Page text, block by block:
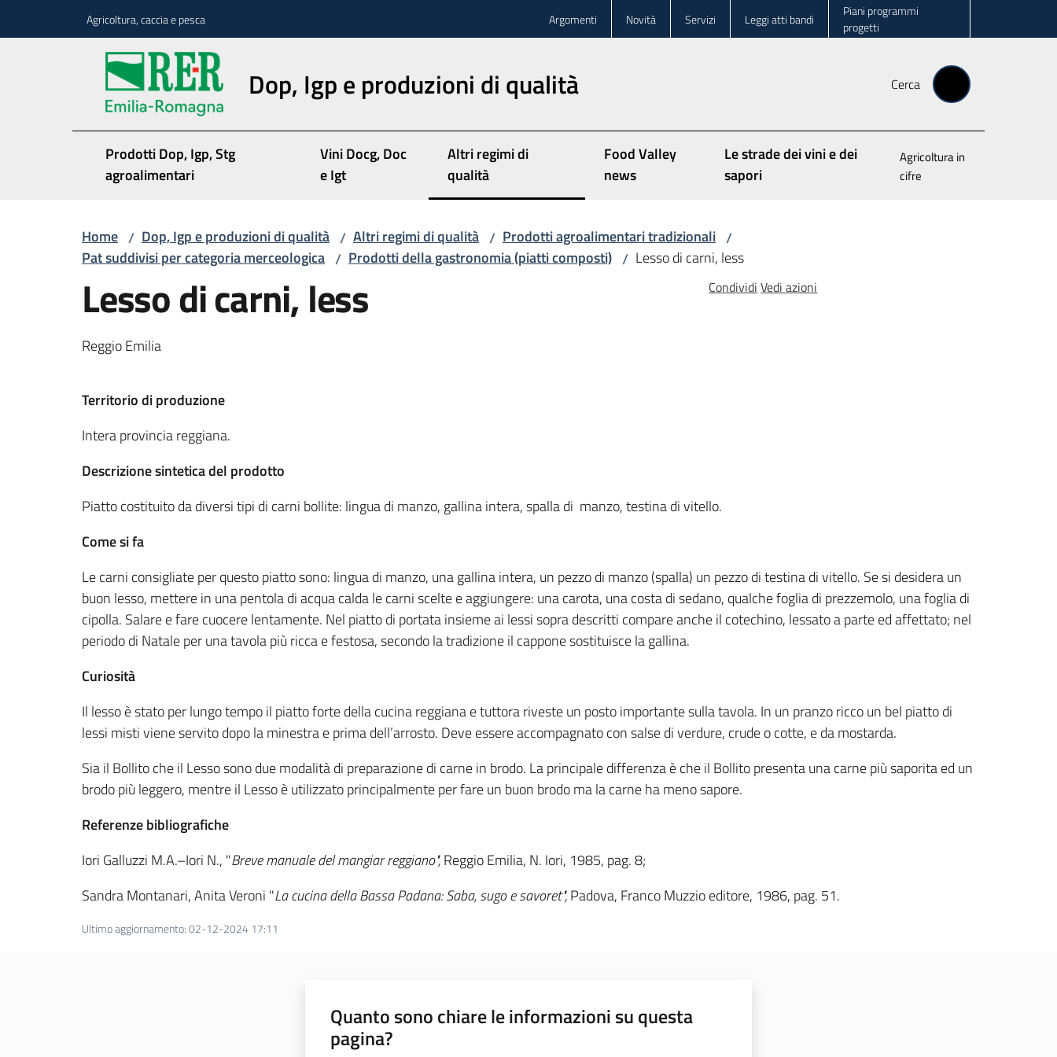
Agricoltura, caccia e pesca Argomenti Novità Servizi Leggi atti bandi
Piani programmi
progetti
Dop, Igp e produzioni di qualità Cerca
Prodotti Dop, Igp, Stg
agroalimentari
Vini Docg, Doc
e Igt
Altri regimi di
qualità
Food Valley
news
Le strade dei vini e dei
sapori
Agricoltura in
cifre
Home / Dop, Igp e produzioni di qualità / Altri regimi di qualità / Prodotti agroalimentari tradizionali /
Pat suddivisi per categoria merceologica / Prodotti della gastronomia (piatti composti) / Lesso di carni, less
Lesso di carni, less
Reggio Emilia
Condividi Vedi azioni
Territorio di produzione
Intera provincia reggiana.
Descrizione sintetica del prodotto
Piatto costituito da diversi tipi di carni bollite: lingua di manzo, gallina intera, spalla di manzo, testina di vitello.
Come si fa
Le carni consigliate per questo piatto sono: lingua di manzo, una gallina intera, un pezzo di manzo (spalla) un pezzo di testina di vitello. Se si desidera un
buon lesso, mettere in una pentola di acqua calda le carni scelte e aggiungere: una carota, una costa di sedano, qualche foglia di prezzemolo, una foglia di
cipolla. Salare e fare cuocere lentamente. Nel piatto di portata insieme ai lessi sopra descritti compare anche il cotechino, lessato a parte ed affettato; nel
periodo di Natale per una tavola più ricca e festosa, secondo la tradizione il cappone sostituisce la gallina.
Curiosità
Il lesso è stato per lungo tempo il piatto forte della cucina reggiana e tuttora riveste un posto importante sulla tavola. In un pranzo ricco un bel piatto di
lessi misti viene servito dopo la minestra e prima dell’arrosto. Deve essere accompagnato con salse di verdure, crude o cotte, e da mostarda.
Sia il Bollito che il Lesso sono due modalità di preparazione di carne in brodo. La principale differenza è che il Bollito presenta una carne più saporita ed un
brodo più leggero, mentre il Lesso è utilizzato principalmente per fare un buon brodo ma la carne ha meno sapore.
Referenze bibliografiche
Iori Galluzzi M.A.–Iori N., "Breve manuale del mangiar reggiano",Reggio Emilia, N. Iori, 1985, pag. 8;
Sandra Montanari, Anita Veroni "La cucina della Bassa Padana: Saba, sugo e savoret",Padova, Franco Muzzio editore, 1986, pag. 51.
Ultimo aggiornamento:02-12-2024 17:11
Quanto sono chiare le informazioni su questa
pagina?